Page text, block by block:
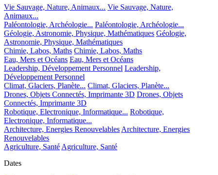
Vie Sauvage, Nature, Animaux... Vie Sauvage, Nature,
Animaux...
Paléontologie, Archéologie... Paléontologie, Archéologie...
Géologie, Astronomie, Physique, Mathématiques Géologie,
Astronomie, Physique, Mathématiques
Chimie, Labos, Maths Chimie, Labos, Maths
Eau, Mers et Océans Eau, Mers et Océans
Leadership, Développement Personnel Leadership,
Développement Personnel
Climat, Glaciers, Planète... Climat, Glaciers, Planète...
Drones, Objets Connectés, Imprimante 3D Drones, Objets
Connectés, Imprimante 3D
Robotique, Electronique, Informatique... Robotique,
Electronique, Informatique...
Architecture, Energies RenouvelablesArchitecture, Energies
Renouvelables
Agriculture, SantéAgriculture, Santé
Dates